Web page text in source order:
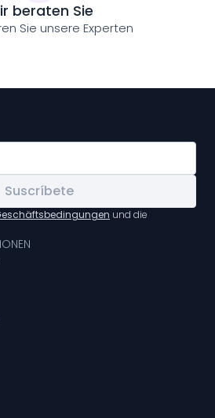
beraten Sie
Sie unsere Experten
Suscríbete
und die